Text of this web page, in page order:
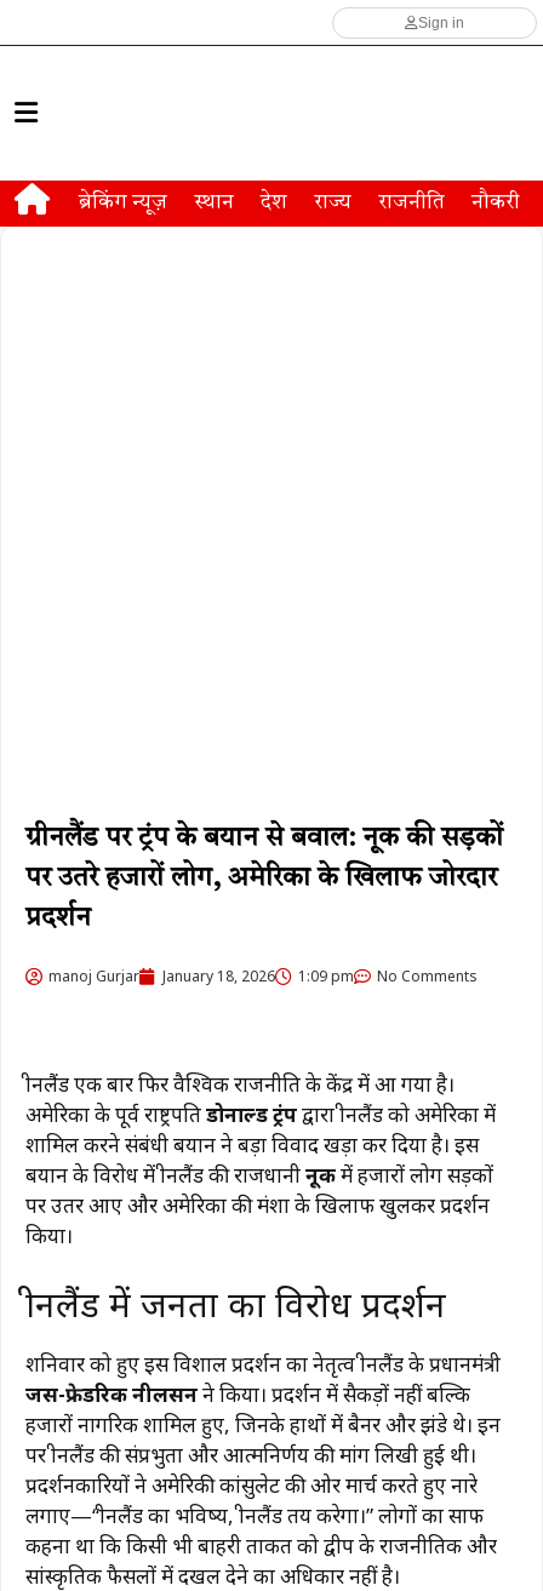
Sign in
ब्रेकिंग न्यूज़ स्थान देश राज्य राजनीति नौकरी
ग्रीनलैंड पर ट्रंप के बयान से बवाल: नूक की सड़कों
पर उतरे हजारों लोग, अमेरिका के खिलाफ जोरदार
प्रदर्शन
manoj Gurjar January 18, 2026 1:09 pm No Comments
ग्रीनलैंडएक बार फिर वैश्विक राजनीति के केंद्र में आ गया है।
अमेरिका के पूर्व राष्ट्रपतिडोनाल्ड ट्रंपद्वारा ग्रीनलैंड को अमेरिका में
शामिल करने संबंधी बयान ने बड़ा विवाद खड़ा कर दिया है। इस
बयान के विरोध में ग्रीनलैंड की राजधानीनूकमें हजारों लोग सड़कों
पर उतर आए और अमेरिका की मंशा के खिलाफ खुलकर प्रदर्शन
किया।
ग्रीनलैंड में जनता का विरोध प्रदर्शन
शनिवार को हुए इस विशाल प्रदर्शन का नेतृत्व ग्रीनलैंड के प्रधानमंत्री
जेंस-फ्रेडरिक नीलसनने किया। प्रदर्शन में सैकड़ों नहीं बल्कि
हजारों नागरिक शामिल हुए, जिनके हाथों में बैनर और झंडे थे। इन
पर ग्रीनलैंड की संप्रभुता और आत्मनिर्णय की मांग लिखी हुई थी।
प्रदर्शनकारियों ने अमेरिकी कांसुलेट की ओर मार्च करते हुए नारे
लगाए—“ग्रीनलैंड का भविष्य, ग्रीनलैंड तय करेगा।” लोगों का साफ
कहना था कि किसी भी बाहरी ताकत को द्वीप के राजनीतिक और
सांस्कृतिक फैसलों में दखल देने का अधिकार नहीं है।